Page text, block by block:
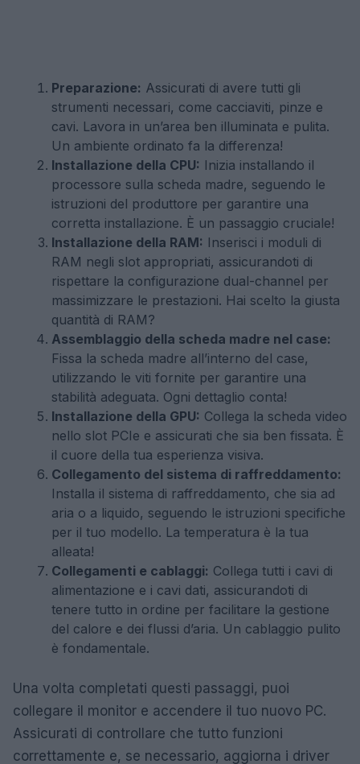
Preparazione: Assicurati di avere tutti gli
strumenti necessari, come cacciaviti, pinze e
cavi. Lavora in un’area ben illuminata e pulita.
Un ambiente ordinato fa la differenza!
Installazione della CPU: Inizia installando il
processore sulla scheda madre, seguendo le
istruzioni del produttore per garantire una
corretta installazione. È un passaggio cruciale!
Installazione della RAM: Inserisci i moduli di
RAM negli slot appropriati, assicurandoti di
rispettare la configurazione dual-channel per
massimizzare le prestazioni. Hai scelto la giusta
quantità di RAM?
Assemblaggio della scheda madre nel case:
Fissa la scheda madre all’interno del case,
utilizzando le viti fornite per garantire una
stabilità adeguata. Ogni dettaglio conta!
Installazione della GPU: Collega la scheda video
nello slot PCIe e assicurati che sia ben fissata. È
il cuore della tua esperienza visiva.
Collegamento del sistema di raffreddamento:
Installa il sistema di raffreddamento, che sia ad
aria o a liquido, seguendo le istruzioni specifiche
per il tuo modello. La temperatura è la tua
alleata!
Collegamenti e cablaggi: Collega tutti i cavi di
alimentazione e i cavi dati, assicurandoti di
tenere tutto in ordine per facilitare la gestione
del calore e dei flussi d’aria. Un cablaggio pulito
è fondamentale.
Una volta completati questi passaggi, puoi
collegare il monitor e accendere il tuo nuovo PC.
Assicurati di controllare che tutto funzioni
correttamente e, se necessario, aggiorna i driver